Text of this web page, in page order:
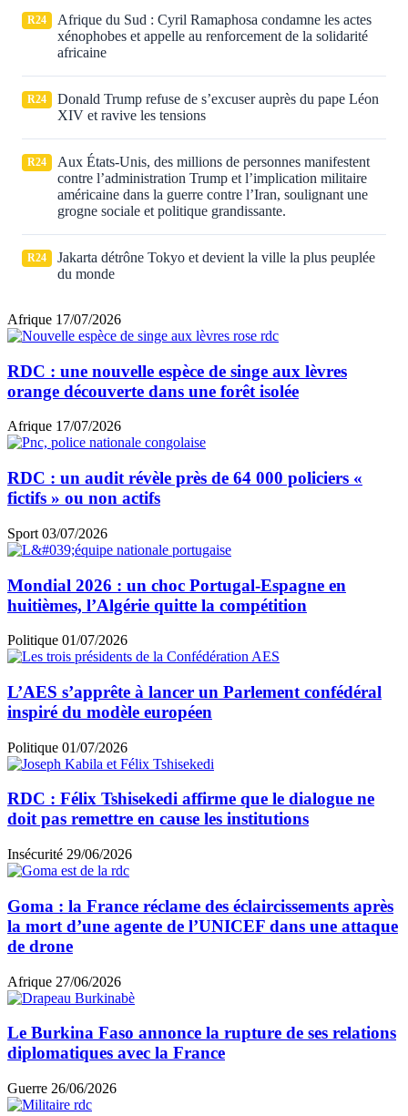
R24
Afrique du Sud : Cyril Ramaphosa condamne les actes
xénophobes et appelle au renforcement de la solidarité
africaine
R24
Donald Trump refuse de s’excuser auprès du pape Léon
XIV et ravive les tensions
R24
Aux États‑Unis, des millions de personnes manifestent
contre l’administration Trump et l’implication militaire
américaine dans la guerre contre l’Iran, soulignant une
grogne sociale et politique grandissante.
R24
Jakarta détrône Tokyo et devient la ville la plus peuplée
du monde
Afrique 17/07/2026
RDC : une nouvelle espèce de singe aux lèvres
orange découverte dans une forêt isolée
Afrique 17/07/2026
RDC : un audit révèle près de 64 000 policiers «
fictifs » ou non actifs
Sport 03/07/2026
Mondial 2026 : un choc Portugal-Espagne en
huitièmes, l’Algérie quitte la compétition
Politique 01/07/2026
L’AES s’apprête à lancer un Parlement confédéral
inspiré du modèle européen
Politique 01/07/2026
RDC : Félix Tshisekedi affirme que le dialogue ne
doit pas remettre en cause les institutions
Insécurité 29/06/2026
Goma : la France réclame des éclaircissements après
la mort d’une agente de l’UNICEF dans une attaque
de drone
Afrique 27/06/2026
Le Burkina Faso annonce la rupture de ses relations
diplomatiques avec la France
Guerre 26/06/2026